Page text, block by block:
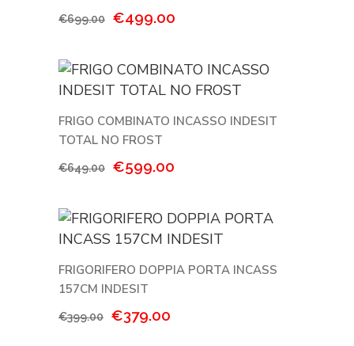
€699.00
Il
era:
€699.00.
€499.00
è:
€499.00.
FRIGO COMBINATO INCASSO INDESIT
TOTAL NO FROST
€649.00
Il
era:
€649.00.
€599.00
è:
€599.00.
FRIGORIFERO DOPPIA PORTA INCASS
157CM INDESIT
€399.00
Il
€379.00